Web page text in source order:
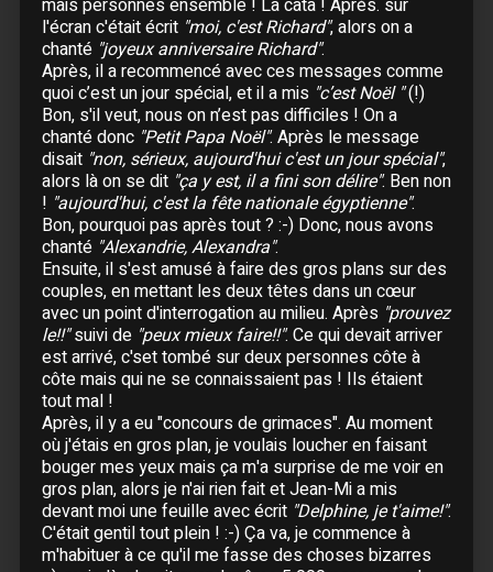
10 Novembre :Toulouse
12 Novembre :Paris- Zénith
13 Novembre :Paris- Zénith
14 Novembre :Paris- Zénith
15 Novembre :Paris- Zénith
16 Novembre :Paris- Zénith
18 Novembre : Paris - Zénith
19 Novembre :Paris - Zénith
20 Novembre :Lille- Zénith
21 Novembre :Lille- Zénith
22 Novembre : Lille- Zénith
24 Novembre :Metz
25 Novembre :Genève - Arena
26 Novembre : Genève- Arena
27 Novembre :
28 Novembre :Lyon - Halle Tony Garnier
30 Novembre :Douai
Décembre
01 Décembre :Reims
mais personnes ensemble ! La cata ! Après. sur
l'écran c'était écrit "moi, c'est Richard", alors on a
chanté "joyeux anniversaire Richard".
Après, il a recommencé avec ces messages comme
quoi c’est un jour spécial, et il a mis "c’est Noël "(!)
Bon, s'il veut, nous on n’est pas difficiles ! On a
chanté donc "Petit Papa Noël". Après le message
disait "non, sérieux, aujourd'hui c'est un jour spécial",
alors là on se dit "ça y est, il a fini son délire". Ben non
! "aujourd'hui, c'est la fête nationale égyptienne".
Bon, pourquoi pas après tout ? :-) Donc, nous avons
chanté "Alexandrie, Alexandra".
Ensuite, il s'est amusé à faire des gros plans sur des
couples, en mettant les deux têtes dans un cœur
avec un point d'interrogation au milieu. Après "prouvez
le!!"suivi de "peux mieux faire!!". Ce qui devait arriver
est arrivé, c'set tombé sur deux personnes côte à
côte mais qui ne se connaissaient pas ! Ils étaient
tout mal !
Après, il y a eu "concours de grimaces". Au moment
où j'étais en gros plan, je voulais loucher en faisant
bouger mes yeux mais ça m'a surprise de me voir en
gros plan, alors je n'ai rien fait et Jean-Mi a mis
devant moi une feuille avec écrit "Delphine, je t'aime!".
C'était gentil tout plein ! :-) Ça va, je commence à
m'habituer à ce qu'il me fasse des choses bizarres